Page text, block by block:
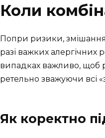
Коли
Попри ризики, змішання
разі важких алергічних
випадках важливо, щоб
ретельно зважуючи всі
Як коректно